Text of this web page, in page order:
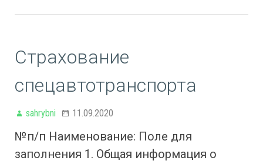
Страхование
спецавтотранспорта
sahrybni 11.09.2020
№п/п Наименование: Поле для
заполнения 1. Общая информация о